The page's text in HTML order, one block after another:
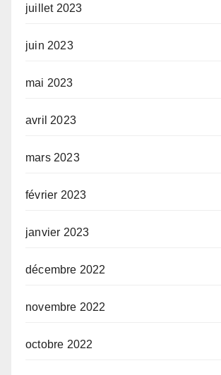
juillet 2023
juin 2023
mai 2023
avril 2023
mars 2023
février 2023
janvier 2023
décembre 2022
novembre 2022
octobre 2022